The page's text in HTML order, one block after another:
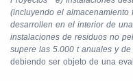
(incluyendo el
desarrollen en el interior de
instalaciones de residuos no
supere las 5.000 t anuales y
debiendo ser objeto de una